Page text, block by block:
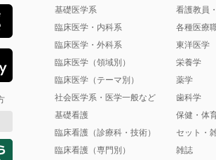
基礎医学系
臨床医学・内科系
臨床医学・外科系
臨床医学（領域別）
臨床医学（テーマ別）
社会医学系・医学一般など
基礎看護
臨床看護（診療科・技術）
臨床看護（専門別）
看護教員
各種医療
東洋医学
栄養学
薬学
歯科学
保健・体
セット・
雑誌